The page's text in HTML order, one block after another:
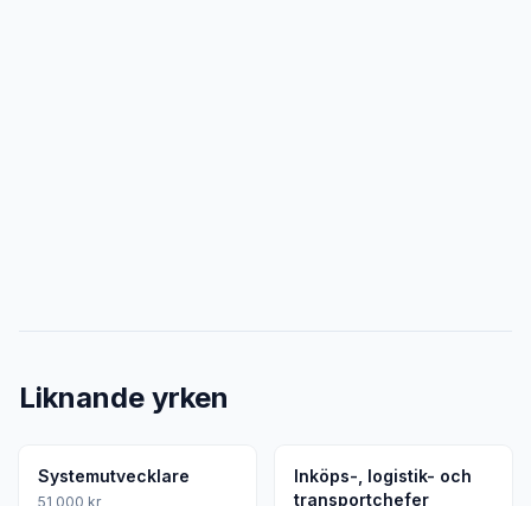
Liknande yrken
Systemutvecklare
51 000 kr
Inköps-, logistik- och
transportchefer